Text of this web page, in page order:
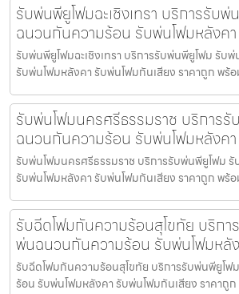
รับพ่นพียูโฟมฉะเชิงเทรา บริการรับ
ฉนวนกันความร้อน รับพ่นโฟมหลังค
รับพ่นพียูโฟมฉะเชิงเทรา บริการรับพ่นพียูโฟม รั
รับพ่นโฟมหลังคา รับพ่นโฟมกันเสียง ราคาถูก พร้
รับพ่นโฟมนครศรีธรรมราช บริการ
ฉนวนกันความร้อน รับพ่นโฟมหลังค
รับพ่นโฟมนครศรีธรรมราช บริการรับพ่นพียูโฟม
รับพ่นโฟมหลังคา รับพ่นโฟมกันเสียง ราคาถูก พร้อ
รับฉีดโฟมกันความร้อนสุโขทัย บริก
พ่นฉนวนกันความร้อน รับพ่นโฟมหลั
รับฉีดโฟมกันความร้อนสุโขทัย บริการรับพ่นพียูโ
ร้อน รับพ่นโฟมหลังคา รับพ่นโฟมกันเสียง ราคาถูก